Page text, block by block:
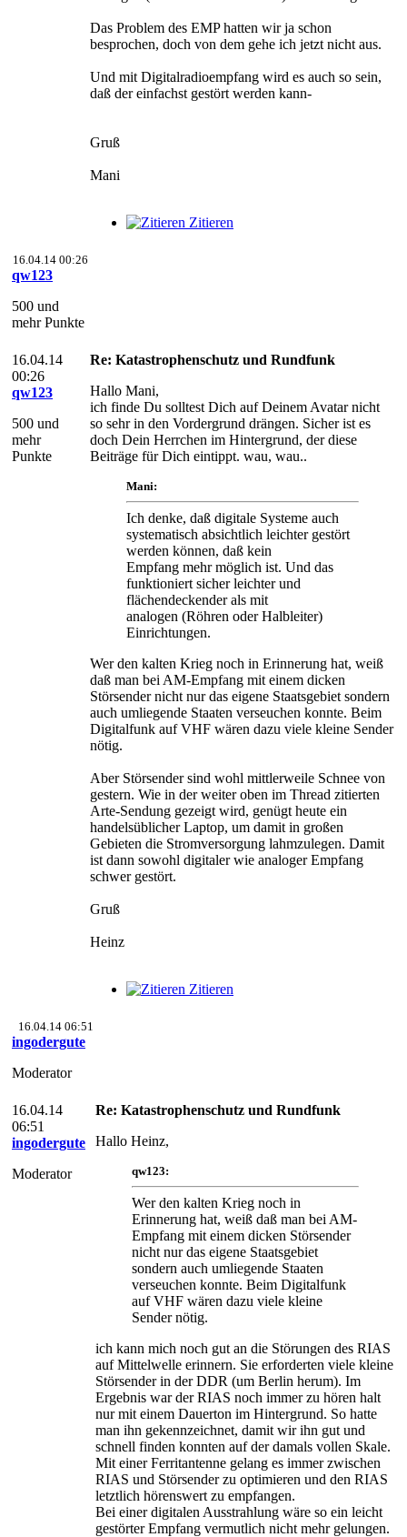
Das Problem des EMP hatten wir ja schon
besprochen, doch von dem gehe ich jetzt nicht aus.
Und mit Digitalradioempfang wird es auch so sein,
daß der einfachst gestört werden kann-
Gruß
Mani
Zitieren
16.04.14 00:26
qw123
500 und
mehr Punkte
16.04.14
00:26
qw123
500 und
mehr
Punkte
Re: Katastrophenschutz und Rundfunk
Hallo Mani,
ich finde Du solltest Dich auf Deinem Avatar nicht
so sehr in den Vordergrund drängen. Sicher ist es
doch Dein Herrchen im Hintergrund, der diese
Beiträge für Dich eintippt. wau, wau..
Mani:
Ich denke, daß digitale Systeme auch
systematisch absichtlich leichter gestört
werden können, daß kein
Empfang mehr möglich ist. Und das
funktioniert sicher leichter und
flächendeckender als mit
analogen (Röhren oder Halbleiter)
Einrichtungen.
Wer den kalten Krieg noch in Erinnerung hat, weiß
daß man bei AM-Empfang mit einem dicken
Störsender nicht nur das eigene Staatsgebiet sondern
auch umliegende Staaten verseuchen konnte. Beim
Digitalfunk auf VHF wären dazu viele kleine Sender
nötig.
Aber Störsender sind wohl mittlerweile Schnee von
gestern. Wie in der weiter oben im Thread zitierten
Arte-Sendung gezeigt wird, genügt heute ein
handelsüblicher Laptop, um damit in großen
Gebieten die Stromversorgung lahmzulegen. Damit
ist dann sowohl digitaler wie analoger Empfang
schwer gestört.
Gruß
Heinz
Zitieren
16.04.14 06:51
ingodergute
Moderator
16.04.14
06:51
ingodergute
Moderator
Re: Katastrophenschutz und Rundfunk
Hallo Heinz,
qw123:
Wer den kalten Krieg noch in
Erinnerung hat, weiß daß man bei AM-
Empfang mit einem dicken Störsender
nicht nur das eigene Staatsgebiet
sondern auch umliegende Staaten
verseuchen konnte. Beim Digitalfunk
auf VHF wären dazu viele kleine
Sender nötig.
ich kann mich noch gut an die Störungen des RIAS
auf Mittelwelle erinnern. Sie erforderten viele kleine
Störsender in der DDR (um Berlin herum). Im
Ergebnis war der RIAS noch immer zu hören halt
nur mit einem Dauerton im Hintergrund. So hatte
man ihn gekennzeichnet, damit wir ihn gut und
schnell finden konnten auf der damals vollen Skale.
Mit einer Ferritantenne gelang es immer zwischen
RIAS und Störsender zu optimieren und den RIAS
letztlich hörenswert zu empfangen.
Bei einer digitalen Ausstrahlung wäre so ein leicht
gestörter Empfang vermutlich nicht mehr gelungen.